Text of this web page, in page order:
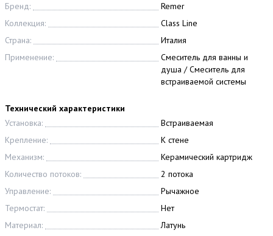
Бренд:
Remer
Коллекция:
Class Line
Страна:
Италия
Применение:
Смеситель для ванны и
душа / Смеситель для
встраиваемой системы
Технический характеристики
Установка:
Встраиваемая
Крепление:
К стене
Механизм:
Керамический картридж
Количество потоков:
2 потока
Управление:
Рычажное
Термостат:
Нет
Материал:
Латунь